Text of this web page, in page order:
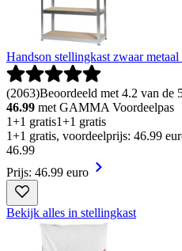
Handson stellingkast zwaar
(2063)Beoordeeld met 4.2 van de
46.99 met GAMMA Voordeelpas
1+1 gratis1+1 gratis
1+1 gratis, voordeelprijs: 46.99
46.99
Prijs: 46.99 euro
Bekijk alles in stellingkast